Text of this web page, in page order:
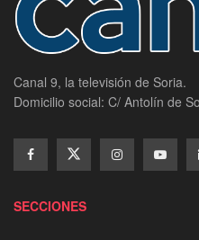
Canal 9, la televisión de Soria.
Domicilio social: C/ Antolín de
SECCIONES